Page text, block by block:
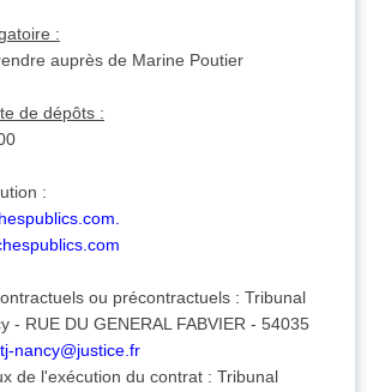
:
auprès de Marine Poutier
de dépôts :
:
ou précontractuels : Tribunal
- RUE DU GENERAL FABVIER - 54035
tj-nancy@justice.fr
de l'exécution du contrat : Tribunal